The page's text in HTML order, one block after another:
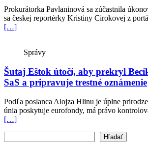
Prokurátorka Pavlaninová sa zúčastnila
sa českej reportérky Kristiny Cirokovej z
[…]
Správy
Šutaj Eštok útočí, aby prekryl
SaS a pripravuje trestné oznámenie
Podľa poslanca Alojza Hlinu je úplne
únia poskytuje eurofondy, má právo
[…]
Hľadať